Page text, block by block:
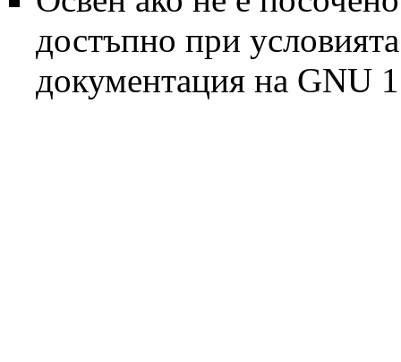
достъпно при
документация на GNU